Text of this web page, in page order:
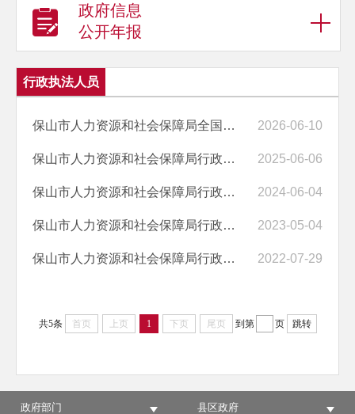
政府信息
公开年报
行政执法人员
保山市人力资源和社会保障局全国统一行政执法证件人员名单（2026年5月） 2026-06-10
保山市人力资源和社会保障局行政执法证件人员名单（2025年6月全国证） 2025-06-06
保山市人力资源和社会保障局行政执法证件人员名单（2024年全国证） 2024-06-04
保山市人力资源和社会保障局行政执法证件人员名单 2023-05-04
保山市人力资源和社会保障局行政执法证件人员名单 2022-07-29
共5条 首页 上页 1 下页 尾页 到第 页 跳转
政府部门 县区政府